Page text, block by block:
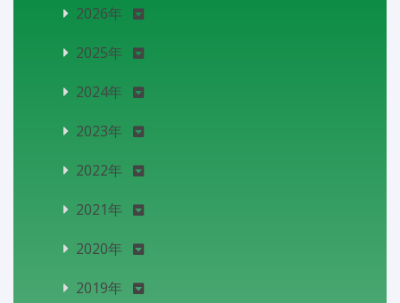
2026年
2025年
2024年
2023年
2022年
2021年
2020年
2019年